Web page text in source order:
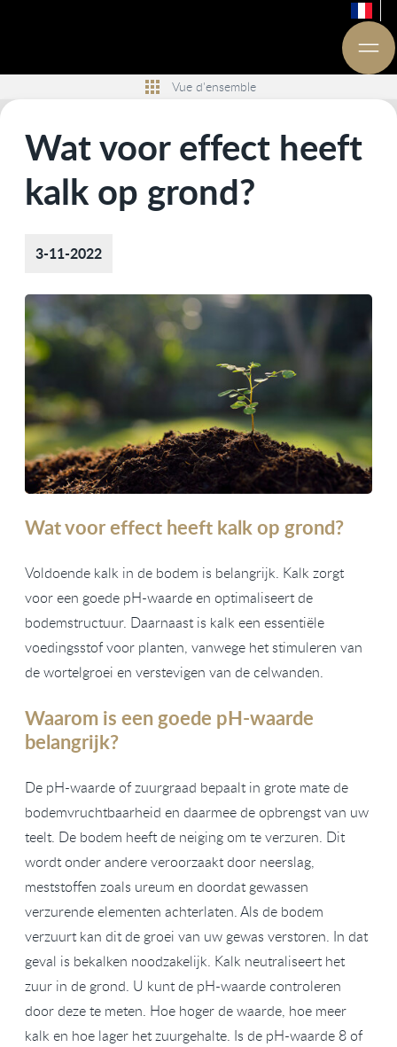
Vue d'ensemble
Wat voor effect heeft
kalk op grond?
3-11-2022
Wat voor effect heeft kalk op grond?
Voldoende kalk in de bodem is belangrijk. Kalk zorgt
voor een goede pH-waarde en optimaliseert de
bodemstructuur. Daarnaast is kalk een essentiële
voedingsstof voor planten, vanwege het stimuleren van
de wortelgroei en verstevigen van de celwanden.
Waarom is een goede pH-waarde
belangrijk?
De pH-waarde of zuurgraad bepaalt in grote mate de
bodemvruchtbaarheid en daarmee de opbrengst van uw
teelt. De bodem heeft de neiging om te verzuren. Dit
wordt onder andere veroorzaakt door neerslag,
meststoffen zoals ureum en doordat gewassen
verzurende elementen achterlaten. Als de bodem
verzuurt kan dit de groei van uw gewas verstoren. In dat
geval is bekalken noodzakelijk. Kalk neutraliseert het
zuur in de grond. U kunt de pH-waarde controleren
door deze te meten. Hoe hoger de waarde, hoe meer
kalk en hoe lager het zuurgehalte. Is de pH-waarde 8 of